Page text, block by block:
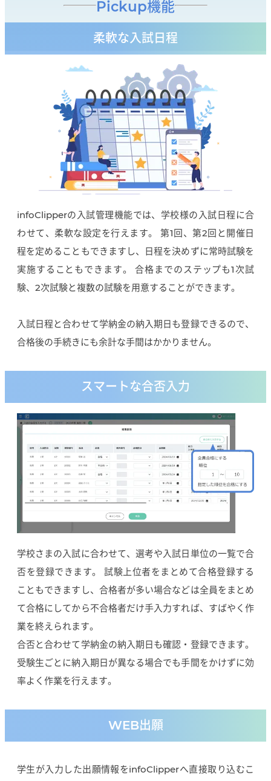
Pickup機能
柔軟な入試日程
infoClipperの入試管理機能では、学校様の入試日程に合
わせて、柔軟な設定を行えます。 第1回、第2回と開催日
程を定めることもできますし、日程を決めずに常時試験を
実施することもできます。 合格までのステップも1次試
験、2次試験と複数の試験を用意することができます。
入試日程と合わせて学納金の納入期日も登録できるので、
合格後の手続きにも余計な手間はかかりません。
スマートな合否入力
学校さまの入試に合わせて、選考や入試日単位の一覧で合
否を登録できます。 試験上位者をまとめて合格登録する
こともできますし、合格者が多い場合などは全員をまとめ
て合格にしてから不合格者だけ手入力すれば、すばやく作
業を終えられます。
合否と合わせて学納金の納入期日も確認・登録できます。
受験生ごとに納入期日が異なる場合でも手間をかけずに効
率よく作業を行えます。
WEB出願
学生が入力した出願情報をinfoClipperへ直接取り込むこ